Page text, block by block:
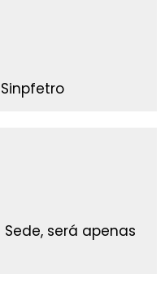
será apenas